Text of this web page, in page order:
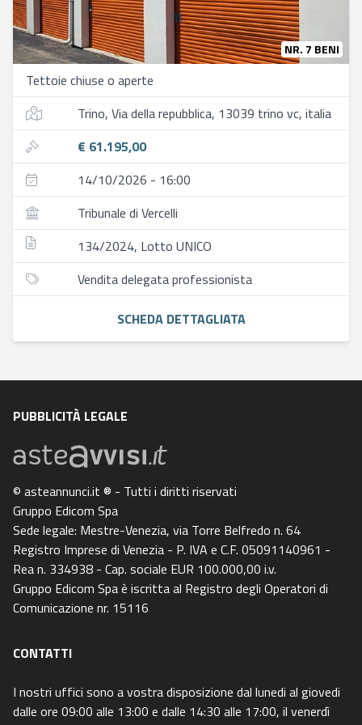
NR. 7 BENI
Tettoie chiuse o aperte
Trino, Via della repubblica, 13039 trino vc, italia
€ 61.195,00
14/10/2026 - 16:00
Tribunale di Vercelli
134/2024, Lotto UNICO
Vendita delegata professionista
SCHEDA DETTAGLIATA
PUBBLICITÀ LEGALE
© asteannunci.it ® - Tutti i diritti riservati
Gruppo Edicom Spa
Sede legale: Mestre-Venezia, via Torre Belfredo n. 64
Registro Imprese di Venezia - P. IVA e C.F. 05091140961 -
Rea n. 334938 - Cap. sociale EUR 100.000,00 i.v.
Gruppo Edicom Spa è iscritta al Registro degli Operatori di
Comunicazione nr. 15116
CONTATTI
I nostri uffici sono a vostra disposizione dal lunedi al giovedi
dalle ore 09:00 alle 13:00 e dalle 14:30 alle 17:00, il venerdì